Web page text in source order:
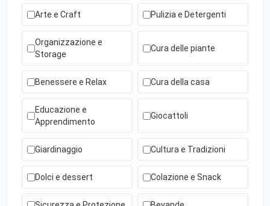
Arte e Craft Pulizia e Detergenti
Organizzazione e
Storage
Cura delle piante
Benessere e Relax Cura della casa
Educazione e
Apprendimento
Giocattoli
Giardinaggio Cultura e Tradizioni
Dolci e dessert Colazione e Snack